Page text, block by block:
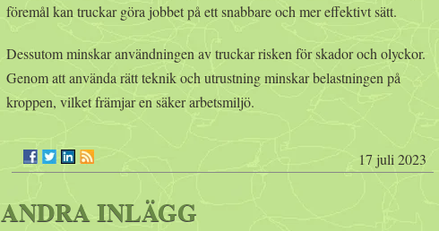
föremål kan truckar göra jobbet på ett snabbare och mer effektivt sätt.
Dessutom minskar användningen av truckar risken för skador och olyckor.
Genom att använda rätt teknik och utrustning minskar belastningen på
kroppen, vilket främjar en säker arbetsmiljö.
17 juli 2023
ANDRA INLÄGG